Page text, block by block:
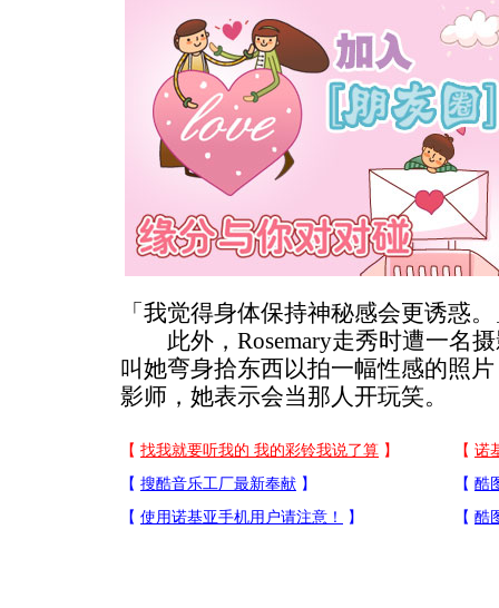
「我觉得身体保持神秘感会更诱惑
此外，Rosemary走秀时遭一名摄
叫她弯身拾东西以拍一幅性感的照
影师，她表示会当那人开玩笑。